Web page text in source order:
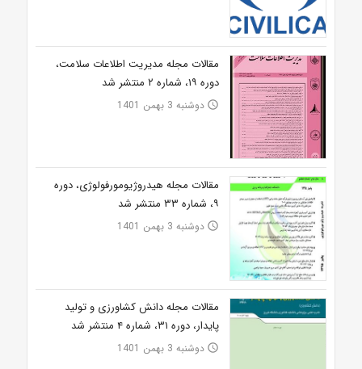
مقالات مجله مدیریت اطلاعات سلامت،
دوره ۱۹، شماره ۲ منتشر شد
access_time دوشنبه 3 بهمن 1401
مقالات مجله هیدروژیومورفولوژی، دوره
۹، شماره ۳۳ منتشر شد
access_time دوشنبه 3 بهمن 1401
مقالات مجله دانش کشاورزی و تولید
پایدار، دوره ۳۱، شماره ۴ منتشر شد
access_time دوشنبه 3 بهمن 1401